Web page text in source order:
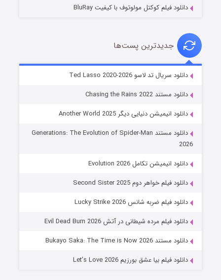
خاندان اژدها فصل ۳
جادوگری در مغولستان
دانلود فیلم کوکتل مولوتوف با کیفیت BluRay
جدیدترین پست‌ها
دانلود سریال تد لاسو Ted Lasso 2020-2026
دانلود مستند Chasing the Rains 2022
دانلود انیمیشن دنیایی دیگر Another World 2025
دانلود مستند Generations: The Evolution of Spider-Man
2026
دانلود انیمیشن تکامل Evolution 2026
دانلود فیلم خواهر دوم Second Sister 2025
دانلود فیلم ضربه شانس Lucky Strike 2026
دانلود فیلم مرده شیطانی در آتش Evil Dead Burn 2026
دانلود مستند Bukayo Saka: The Time is Now 2026
دانلود فیلم بیا عشق بورزیم Let’s Love 2026